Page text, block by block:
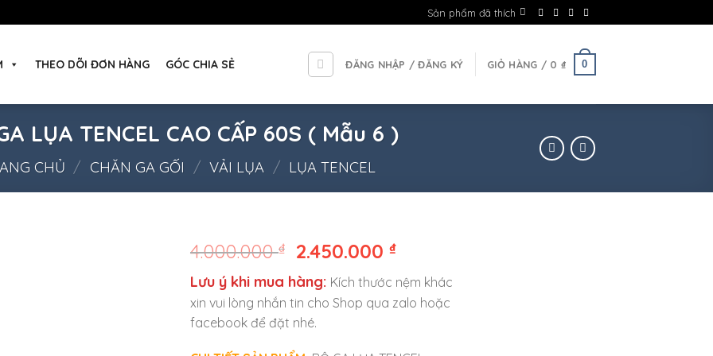
Sản phẩm đã thích
THEO DÕI ĐƠN HÀNG GÓC CHIA SẺ ĐĂNG NHẬP / ĐĂNG KÝ GIỎ HÀNG / 0 ₫ 0
LỤA TENCEL CAO CẤP 60S ( Mẫu 6 )
CHỦ / CHĂN GA GỐI / VẢI LỤA / LỤA TENCEL
4.000.000₫ 2.450.000₫
Lưu ý khi mua hàng: Kích thước nệm khác
xin vui lòng nhắn tin cho Shop qua zalo hoặc
facebook để đặt nhé.